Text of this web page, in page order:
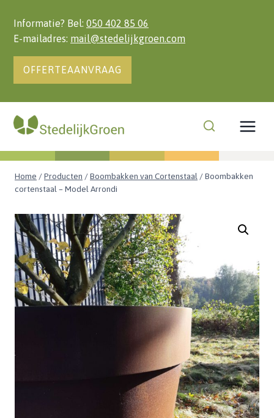
naar
inhoud
Informatie? Bel: 050 402 85 06
E-mailadres: mail@stedelijkgroen.com
OFFERTEAANVRAAG
Home /Producten /Boombakken van Cortenstaal /Boombakken
cortenstaal – Model Arrondi